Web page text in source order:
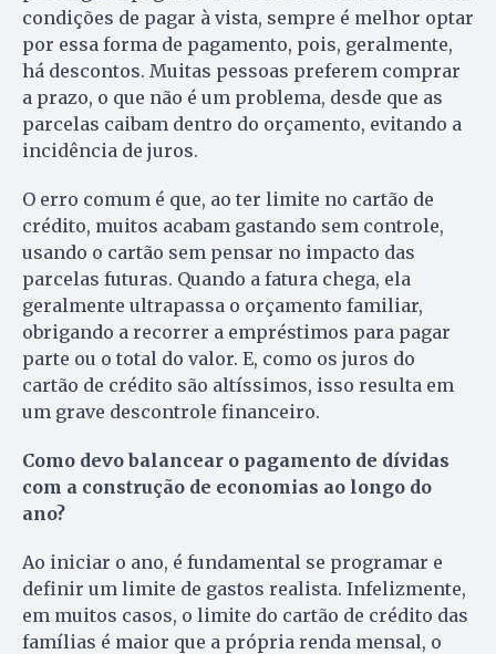
condições de pagar à vista, sempre é melhor optar
por essa forma de pagamento, pois, geralmente,
há descontos. Muitas pessoas preferem comprar
a prazo, o que não é um problema, desde que as
parcelas caibam dentro do orçamento, evitando a
incidência de juros.
O erro comum é que, ao ter limite no cartão de
crédito, muitos acabam gastando sem controle,
usando o cartão sem pensar no impacto das
parcelas futuras. Quando a fatura chega, ela
geralmente ultrapassa o orçamento familiar,
obrigando a recorrer a empréstimos para pagar
parte ou o total do valor. E, como os juros do
cartão de crédito são altíssimos, isso resulta em
um grave descontrole financeiro.
Como devo balancear o pagamento de dívidas
com a construção de economias ao longo do
ano?
Ao iniciar o ano, é fundamental se programar e
definir um limite de gastos realista. Infelizmente,
em muitos casos, o limite do cartão de crédito das
famílias é maior que a própria renda mensal, o